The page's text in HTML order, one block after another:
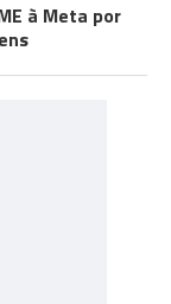
à Meta por